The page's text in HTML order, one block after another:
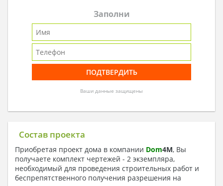
Заполни
Ваши данные защищены
Состав проекта
Приобретая проект дома в компании Dom4M, Вы
получаете комплект чертежей - 2 экземпляра,
необходимый для проведения строительных работ и
беспрепятственного получения разрешения на